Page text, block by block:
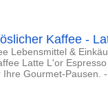
Kaffee -
Lebensmittel &
Latte L'or
Gourmet-Pausen.